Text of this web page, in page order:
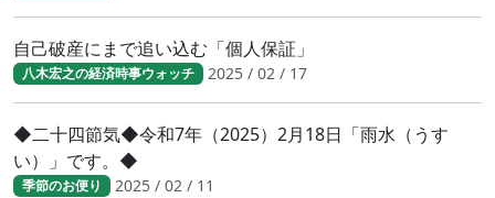
自己破産にまで追い込む「個人保証」
八木宏之の経済時事ウォッチ 2025 / 02 / 17
◆二十四節気◆令和7年（2025）2月18日「雨水（うす
い）」です。◆
季節のお便り 2025 / 02 / 11